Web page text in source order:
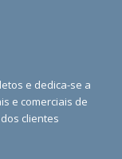
e dedica-se a
e comerciais de
clientes